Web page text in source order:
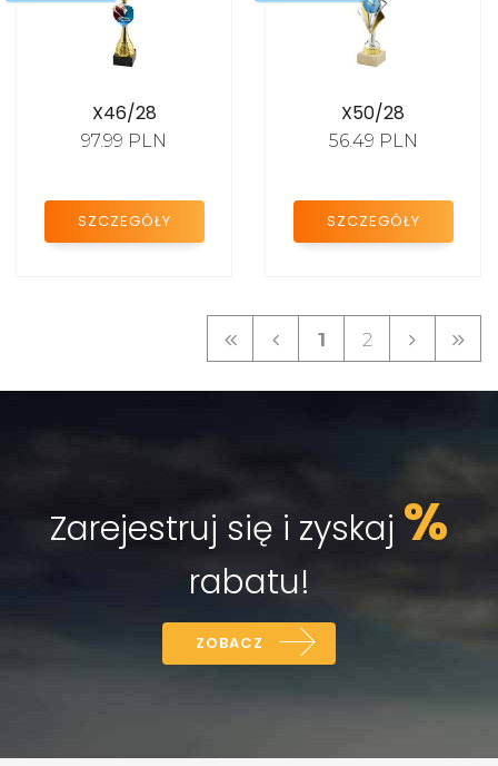
X46/28
97.99 PLN
SZCZEGÓŁY
X50/28
56.49 PLN
SZCZEGÓŁY
1 2
Zarejestruj się i zyskaj %
rabatu!
ZOBACZ